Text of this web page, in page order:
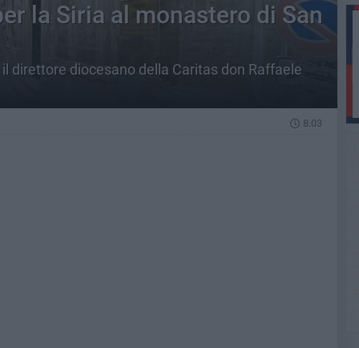
la Siria al monastero di San
direttore diocesano della Caritas don Raffaele
8.03